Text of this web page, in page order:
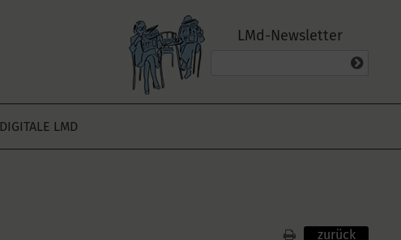
LMd-Newsletter
DIGITALE LMD
zurück